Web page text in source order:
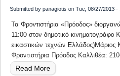
Submitted by panagiotis on Tue, 08/27/2013 -
Τα Φροντιστήρια «Πρόοδος»
11:00 στον δημοτικό
εικαστικών τεχνών
Φροντιστήρια Πρόοδος Καλλιθέα:
Read More